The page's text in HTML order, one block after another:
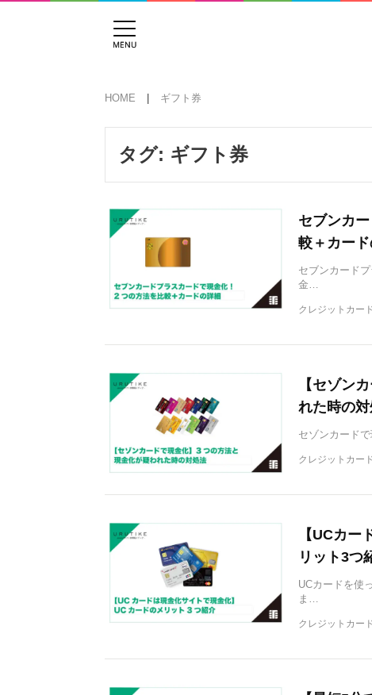
HOME ギフト券
タグ: ギフト券
セブンカ
較＋カー
セブンカード
金…
クレジットカー
【セゾン
れた時の
セゾンカード
クレジットカー
【UCカー
リット3つ
UCカードを使
ま…
クレジットカー